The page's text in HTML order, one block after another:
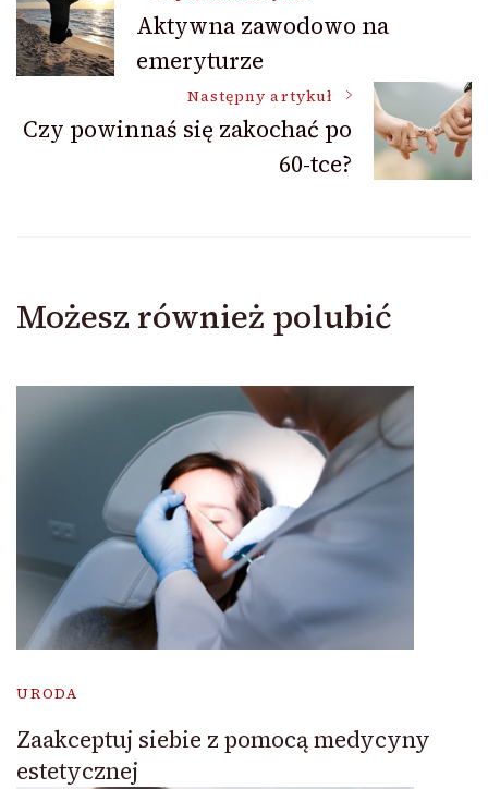
wpisu
Aktywna zawodowo na
emeryturze
Następny artykuł
Czy powinnaś się zakochać po
60-tce?
Możesz również polubić
URODA
Zaakceptuj siebie z pomocą medycyny
estetycznej